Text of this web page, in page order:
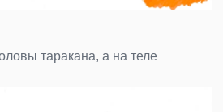
таракана, а на теле